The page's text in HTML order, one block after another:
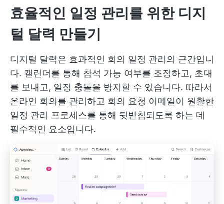
효율적인 일정 관리를 위한 디지
털 달력 만들기
디지털 달력은 효과적인 회의 일정 관리의 근간입니
다. 캘린더를 통해 참석 가능 여부를 조정하고, 초대
를 보내고, 일정 충돌을 방지할 수 있습니다. 따라서
온라인 회의를 관리하고 회의 요청 이메일이 원활한
일정 관리 프로세스를 통해 뒷받침되도록 하는 데
필수적인 요소입니다.